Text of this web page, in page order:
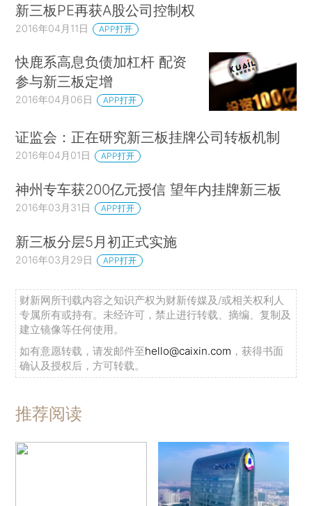
新三板PE再获A股公司控制权
2016年04月11日 APP打开
快鹿系高息负债加杠杆 配资
参与新三板定增
2016年04月06日 APP打开
证监会：正在研究新三板挂牌公司转板机制
2016年04月01日 APP打开
神州专车获200亿元授信 望年内挂牌新三板
2016年03月31日 APP打开
新三板分层5月初正式实施
2016年03月29日 APP打开
财新网所刊载内容之知识产权为财新传媒及/或相关权利人
专属所有或持有。未经许可，禁止进行转载、摘编、复制及
建立镜像等任何使用。
如有意愿转载，请发邮件至hello@caixin.com ，获得书面
确认及授权后，方可转载。
推荐阅读